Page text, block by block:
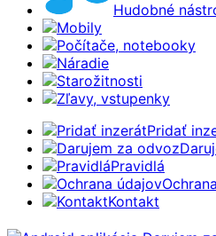
Hudobné
Mobily
Počítače, notebooky
Náradie
Starožitnosti
Zľavy, vstupenky
Pridať
Pravidlá
Kontakt